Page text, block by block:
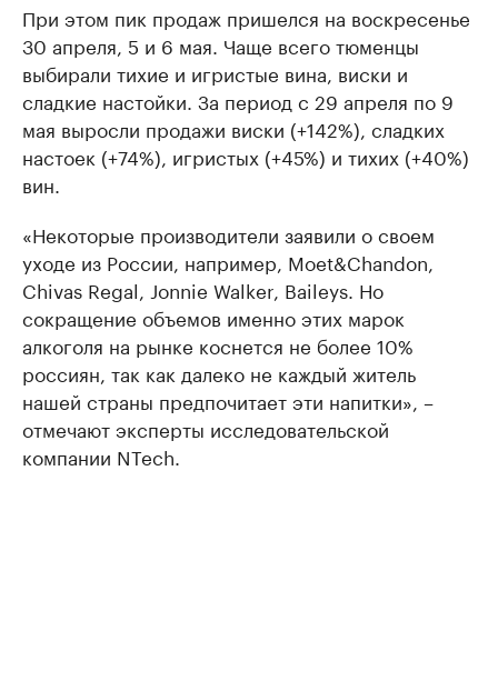
При этом пик продаж пришелся на воскресенье
30 апреля, 5 и 6 мая. Чаще всего тюменцы
выбирали тихие и игристые вина, виски и
сладкие настойки. За период с 29 апреля по 9
мая выросли продажи виски (+142%), сладких
настоек (+74%), игристых (+45%) и тихих (+40%)
вин.
«Некоторые производители заявили о своем
уходе из России, например, Moet&Chandon,
Chivas Regal, Jonnie Walker, Baileys. Но
сокращение объемов именно этих марок
алкоголя на рынке коснется не более 10%
россиян, так как далеко не каждый житель
нашей страны предпочитает эти напитки», –
отмечают эксперты исследовательской
компании NTech.